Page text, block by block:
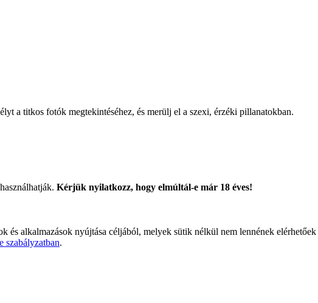
a titkos fotók megtekintéséhez, és merülj el a szexi, érzéki pillanatokban.
Kérjük nyilatkozz, hogy elmúltál-e már 18 éves!
és alkalmazások nyújtása céljából, melyek sütik nélkül nem lennének
szabályzatban.